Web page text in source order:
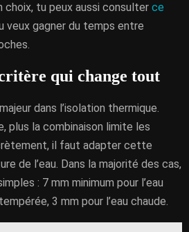
choix, tu peux aussi consulter ce
veux gagner du temps entre
qui change tout
dans l’isolation thermique.
plus la combinaison limite les
il faut adapter cette
de l’eau. Dans la majorité des cas,
: 7 mm minimum pour l’eau
3 mm pour l’eau chaude.